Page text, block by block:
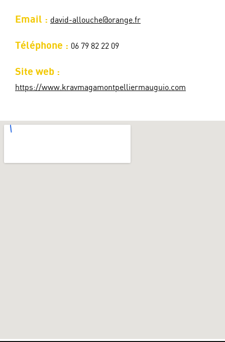
Email : david-allouche@orange.fr
Téléphone : 06 79 82 22 09
Site web :
https://www.kravmagamontpelliermauguio.com